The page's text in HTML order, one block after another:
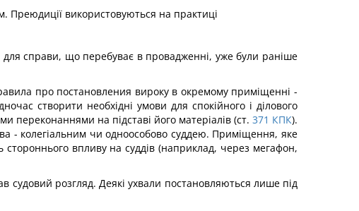
Преюдиції використовуються на практиці
для справи, що перебуває в провадженні, уже були раніше
про постановления вироку в окремому приміщенні -
створити необхідні умови для спокійного і ділового
на підставі його матеріалів (ст. 371 КПК).
- колегіальним чи одноособово суддею. Приміщення, яке
впливу на суддів (наприклад, через мегафон,
судовий розгляд. Деякі ухвали постановляються лише під